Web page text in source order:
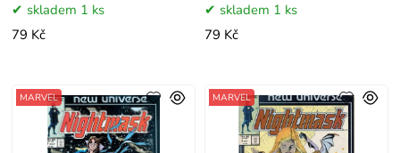
skladem 1 ks
79 Kč
skladem 1 ks
79 Kč
MARVEL MARVEL